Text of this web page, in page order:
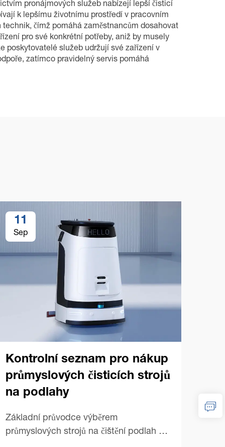
pronájmových služeb nabízejí lepší čisticí
k lepšímu životnímu prostředí v pracovním
čímž pomáhá zaměstnancům dosahovat
pro své konkrétní potřeby, aniž by musely
poskytovatelé služeb udržují své zařízení v
zatímco pravidelný servis pomáhá
11
Sep
Kontrolní seznam pro nákup
průmyslových čisticích strojů
na podlahy
Základní průvodce výběrem
průmyslových strojů na čištění podlah –